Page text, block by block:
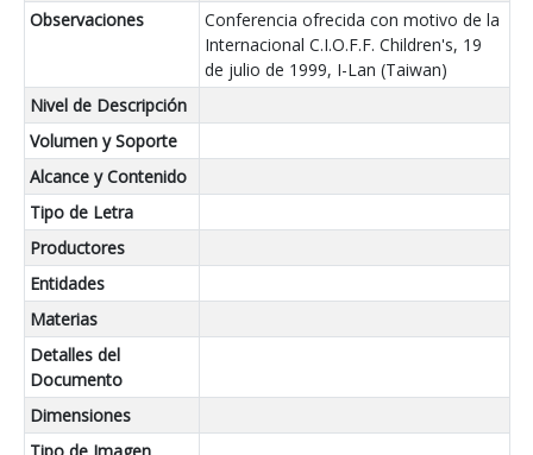
Observaciones
Conferencia ofrecida con motivo de la
Internacional C.I.O.F.F. Children's, 19
de julio de 1999, I-Lan (Taiwan)
Nivel de Descripción
Volumen y Soporte
Alcance y Contenido
Tipo de Letra
Productores
Entidades
Materias
Detalles del
Documento
Dimensiones